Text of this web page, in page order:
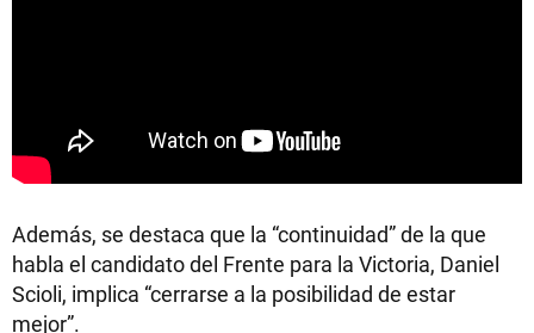
Además, se destaca que la “continuidad” de la que
habla el candidato del Frente para la Victoria, Daniel
Scioli, implica “cerrarse a la posibilidad de estar
mejor”.